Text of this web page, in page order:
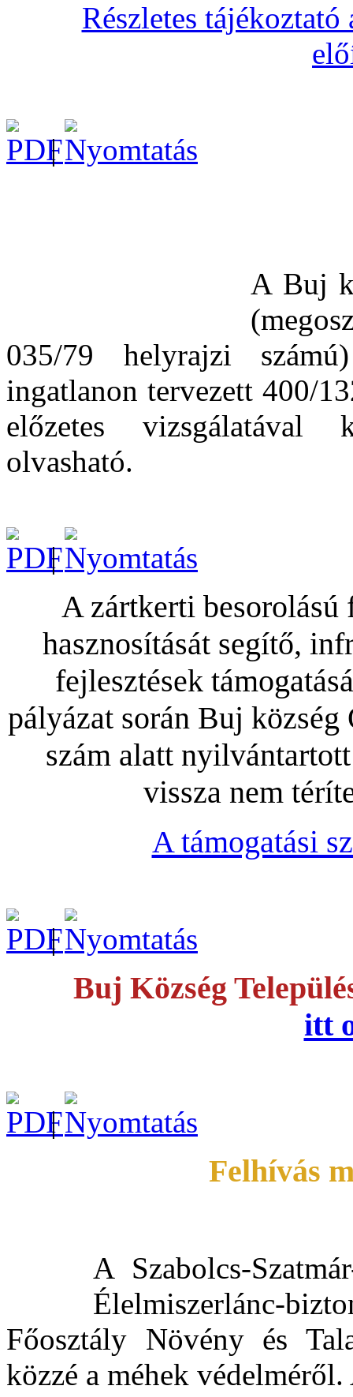
Részletes
|
A Buj
035/79 helyrajzi
ingatlanon tervezett 400/
előzetes vizsgálatával
olvasható.
|
A zártkerti besorolású
hasznosítását segítő,
fejlesztések
pályázat során Buj
szám alatt
vissza nem
A támogatási
|
Buj Község
itt
|
Felhívás
A Szabolcs-
Élelmiszerlánc-
Főosztály Növény és
közzé a méhek